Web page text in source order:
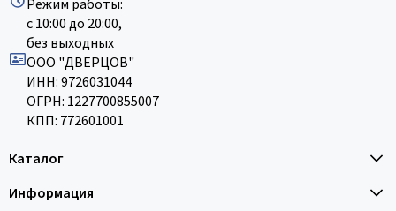
Режим работы:
с 10:00 до 20:00,
без выходных
ООО "ДВЕРЦОВ"
ИНН: 9726031044
ОГРН: 1227700855007
КПП: 772601001
Каталог
Информация